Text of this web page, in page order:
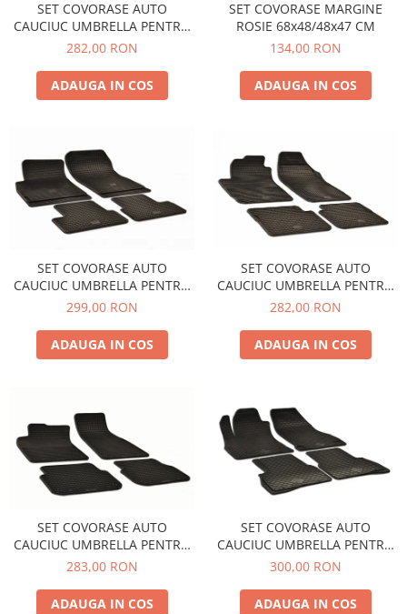
Schimbatoare Viteze
Accesorii Auto
Accesorii Auto Exterior
Husa Auto / Prelata Auto
Accesorii Interior Auto
Inchidere Centralizata
Huse Auto
Husa Volan
Tavite Portbagaj Dedicate
Covorase Auto/ Presuri Auto
Seturi Interior
Accesorii Siguranta Auto
Accesorii Electronice Auto
Incarcatoare Auto
Accesorii pentru Roti si Anvelope
Husa Anvelope
Truse Chei
Organizatoare Auto
Iluminat Auto
Semnalizari
SET COVORASE AUTO
CAUCIUC UMBRELLA PENTRU
VW POLO V (6R / 6C / 61) 2009-
282,00 RON
ADAUGA IN COS
SET COVORASE MARGINE
ROSIE 68x48/48x47 CM
134,00 RON
ADAUGA IN COS
SET COVORASE AUTO
CAUCIUC UMBRELLA PENTRU
OPEL ASTRA J (2009-2015)
CHEVROLET CRUZE (2009-)
ORLANDO (2011-)
299,00 RON
ADAUGA IN COS
SET COVORASE AUTO
CAUCIUC UMBRELLA PENTRU
FIAT BRAVO (2007-2014) STILO
GIULIETTA (2010-) LANCIA
DELTA (2007-2014)
282,00 RON
ADAUGA IN COS
SET COVORASE AUTO
CAUCIUC UMBRELLA PENTRU
AUDI A6 (C6) (2004-2006)
283,00 RON
ADAUGA IN COS
SET COVORASE AUTO
CAUCIUC UMBRELLA PENTRU
FIAT DOBLO II (2009-2015).
300,00 RON
ADAUGA IN COS